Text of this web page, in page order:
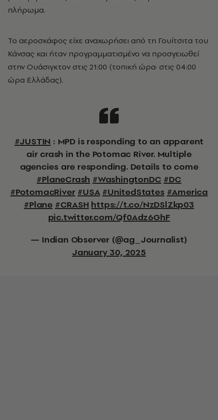
πλήρωμα.
Το αεροσκάφος είχε αναχωρήσει από τη Γουίτσιτα του
Κάνσας και ήταν προγραμματισμένο να προσγειωθεί
στην Ουάσιγκτον στις 21:00 (τοπική ώρα· στις 04:00
ώρα Ελλάδας).
#JUSTIN : MPD is responding to an apparent
air crash in the Potomac River. Multiple
agencies are responding. Details to come
#PlaneCrash #WashingtonDC #DC
#PotomacRiver #USA #UnitedStates #America
#Plane #CRASH https://t.co/NzDSlZkp03
pic.twitter.com/Qf0Adz6GhF
— Indian Observer (@ag_Journalist)
January 30, 2025